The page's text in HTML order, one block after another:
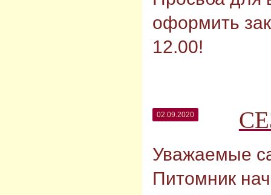
оформить
12.00!
02.09.2020
Уважаемые
Питомник